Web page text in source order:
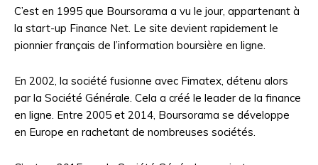
C’est en 1995 que Boursorama a vu le jour, appartenant à
la start-up Finance Net. Le site devient rapidement le
pionnier français de l’information boursière en ligne.
En 2002, la société fusionne avec Fimatex, détenu alors
par la Société Générale. Cela a créé le leader de la finance
en ligne. Entre 2005 et 2014, Boursorama se développe
en Europe en rachetant de nombreuses sociétés.